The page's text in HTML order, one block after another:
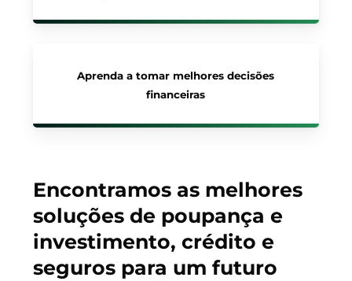
Aprenda a tomar melhores decisões
financeiras
Encontramos as melhores
soluções de poupança e
investimento, crédito e
seguros para um futuro